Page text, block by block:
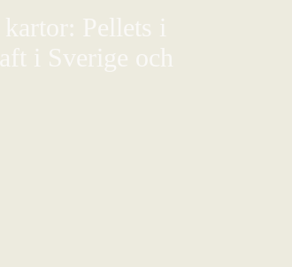
Pellets i
i Sverige och